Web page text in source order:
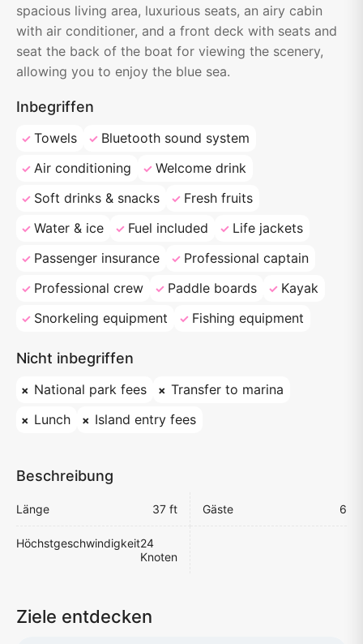
spacious living area, luxurious seats, an airy cabin
with air conditioner, and a front deck with seats and
seat the back of the boat for viewing the scenery,
allowing you to enjoy the blue sea.
Inbegriffen
Towels
Bluetooth sound system
Air conditioning
Welcome drink
Soft drinks & snacks
Fresh fruits
Water & ice
Fuel included
Life jackets
Passenger insurance
Professional captain
Professional crew
Paddle boards
Kayak
Snorkeling equipment
Fishing equipment
Nicht inbegriffen
National park fees
Transfer to marina
Lunch
Island entry fees
Beschreibung
Länge 37 ft Gäste 6
Höchstgeschwindigkeit24
Knoten
Ziele entdecken